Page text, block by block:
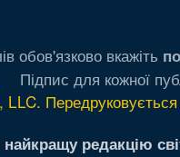
обов'язково вкажіть
Підпис для кожної
Передруковується
редакцію